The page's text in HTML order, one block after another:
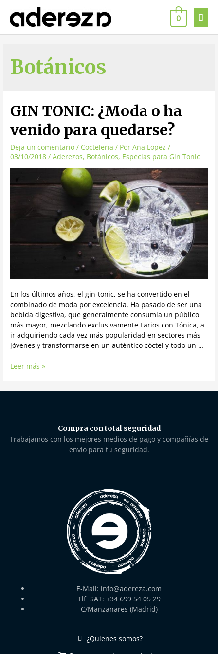
0
Botánicos
GIN TONIC: ¿Moda o ha
venido para quedarse?
Deja un comentario / Coctelería / PorAna López /
03/10/2018 /Aderezos, Botánicos, Especias para Gin Tonic
En los últimos años, el gin-tonic, se ha convertido en el
combinado de moda por excelencia. Ha pasado de ser una
bebida digestiva, que generalmente consumía un público
más mayor, mezclando exclusivamente Larios con Tónica, a
ir adquiriendo cada vez más popularidad en sectores más
jóvenes y transformarse en un auténtico cóctel y todo un …
Leer más »
Compra con total seguridad
Trabajamos con los mejores medios de pago y compañías de
envío para tu seguridad.
E-Mail: info@adereza.com
Tlf SAT: +34 699 54 05 29
C/Manzanares (Madrid)
¿Quienes somos?